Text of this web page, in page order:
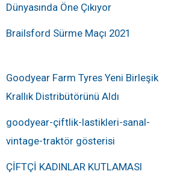
Dünyasında Öne Çıkıyor
Brailsford Sürme Maçı 2021
Goodyear Farm Tyres Yeni Birleşik
Krallık Distribütörünü Aldı
goodyear-çiftlik-lastikleri-sanal-
vintage-traktör gösterisi
ÇİFTÇİ KADINLAR KUTLAMASI